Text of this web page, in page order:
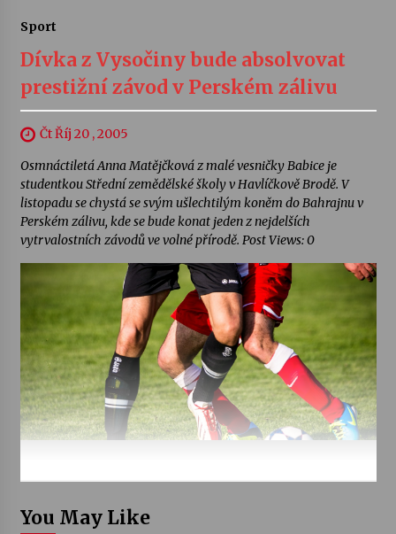
Sport
Dívka z Vysočiny bude absolvovat
prestižní závod v Perském zálivu
Čt Říj 20 , 2005
Osmnáctiletá Anna Matějčková z malé vesničky Babice je
studentkou Střední zemědělské školy v Havlíčkově Brodě. V
listopadu se chystá se svým ušlechtilým koněm do Bahrajnu v
Perském zálivu, kde se bude konat jeden z nejdelších
vytrvalostních závodů ve volné přírodě. Post Views: 0
You May Like